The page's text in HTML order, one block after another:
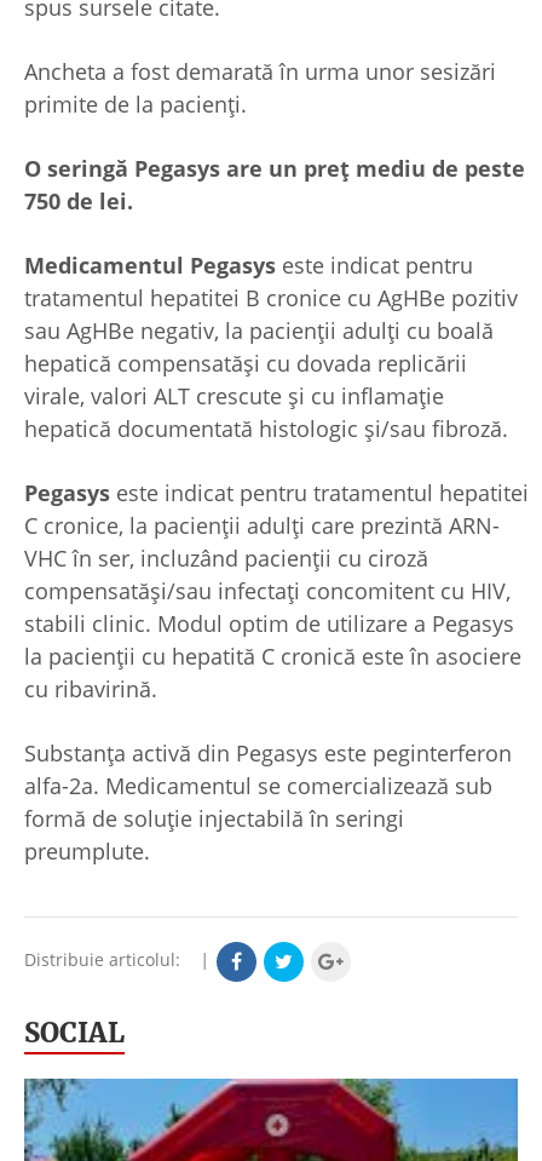
spus sursele citate.
Ancheta a fost demarată în urma unor sesizări
primite de la pacienţi.
O seringă Pegasys are un preţ mediu de peste
750 de lei.
Medicamentul Pegasys este indicat pentru
tratamentul hepatitei B cronice cu AgHBe pozitiv
sau AgHBe negativ, la pacienţii adulţi cu boală
hepatică compensatăşi cu dovada replicării
virale, valori ALT crescute şi cu inflamaţie
hepatică documentată histologic şi/sau fibroză.
Pegasys este indicat pentru tratamentul hepatitei
C cronice, la pacienţii adulţi care prezintă ARN-
VHC în ser, incluzând pacienţii cu ciroză
compensatăşi/sau infectaţi concomitent cu HIV,
stabili clinic. Modul optim de utilizare a Pegasys
la pacienţii cu hepatită C cronică este în asociere
cu ribavirină.
Substanţa activă din Pegasys este peginterferon
alfa-2a. Medicamentul se comercializează sub
formă de soluţie injectabilă în seringi
preumplute.
Distribuie articolul: |
SOCIAL